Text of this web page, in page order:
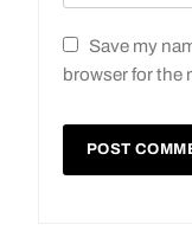
Save my
browser for the